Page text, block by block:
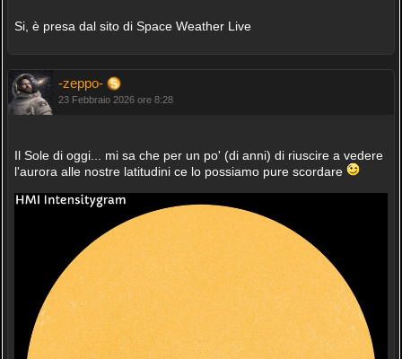
Si, è presa dal sito di Space Weather Live
-zeppo-
23 Febbraio 2026 ore 8:28
Il Sole di oggi... mi sa che per un po' (di anni) di riuscire a vedere
l'aurora alle nostre latitudini ce lo possiamo pure scordare